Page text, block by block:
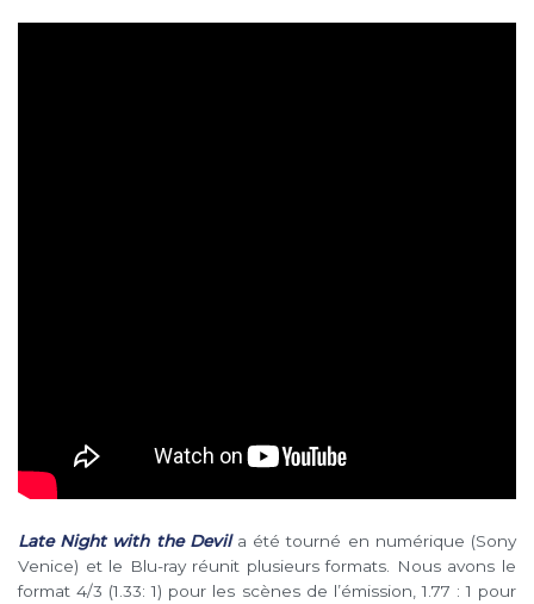
Late Night with the Devila été tourné en numérique (Sony
Venice) et le Blu-ray réunit plusieurs formats. Nous avons le
format 4/3 (1.33: 1) pour les scènes de l’émission, 1.77 : 1 pour